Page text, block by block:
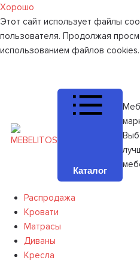
Хорошо
Этот сайт использует файлы
пользователя. Продолжая
использованием файлов cookies.
Каталог
Распродажа
Кровати
Матрасы
Диваны
Кресла